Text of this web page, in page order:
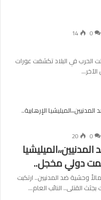
0
14
الحرب في البلاد تكشفت عورات
0
20
دولي مخجل..
وحشية ضد المدنيين.. ارتكبت
القتلى.. النائب العام…